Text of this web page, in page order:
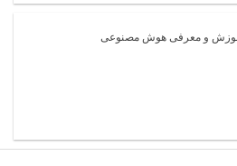
آموزش و معرفی هوش مصنوعی